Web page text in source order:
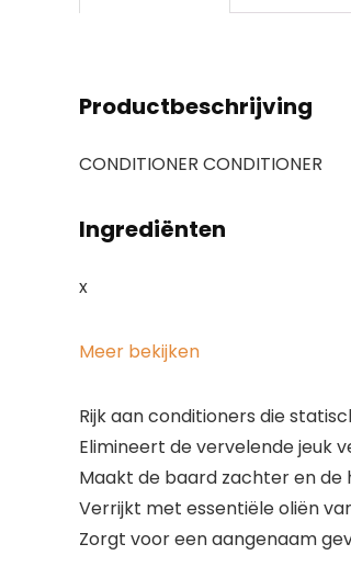
Productbeschrijving
CONDITIONER CONDITIONER
Ingrediënten
x
Meer bekijken
Rijk aan conditioners die
Elimineert de vervelende jeuk
Maakt de baard zachter en
Verrijkt met essentiële oliën
Zorgt voor een aangenaam